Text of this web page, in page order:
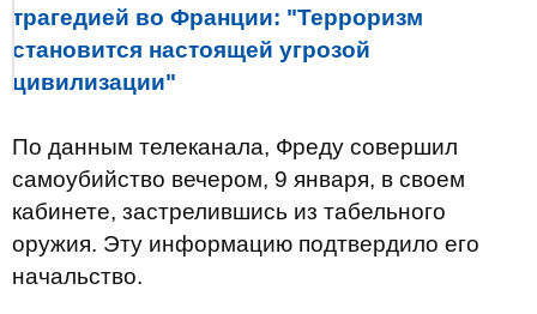
трагедией во Франции: "Терроризм
становится настоящей угрозой
цивилизации"
По данным телеканала, Фреду совершил
самоубийство вечером, 9 января, в своем
кабинете, застрелившись из табельного
оружия. Эту информацию подтвердило его
начальство.